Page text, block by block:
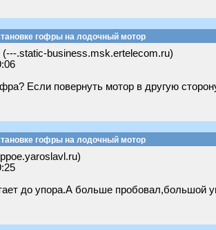
гофры на лодочный мотор
(---.static-business.msk.ertelecom.ru)
Если повернуть мотор в другую
гофры на лодочный мотор
до упора.А больше пробовал,большой